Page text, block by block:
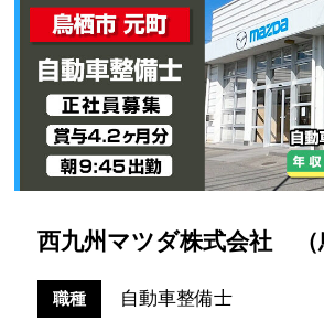
西九州マツダ株式会社 （
職種 自動車整備士